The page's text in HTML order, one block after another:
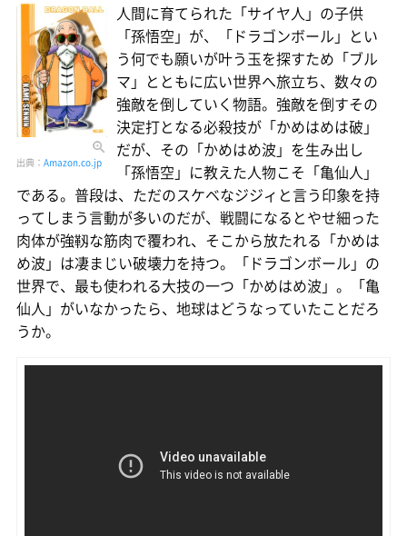
出典： Amazon.co.jp
人間に育てられた「サイヤ人」の子供
「孫悟空」が、「ドラゴンボール」とい
う何でも願いが叶う玉を探すため「ブル
マ」とともに広い世界へ旅立ち、数々の
強敵を倒していく物語。強敵を倒すその
決定打となる必殺技が「かめはめは破」
だが、その「かめはめ波」を生み出し
「孫悟空」に教えた人物こそ「亀仙人」
である。普段は、ただのスケベなジジィと言う印象を持
ってしまう言動が多いのだが、戦闘になるとやせ細った
肉体が強靱な筋肉で覆われ、そこから放たれる「かめは
め波」は凄まじい破壊力を持つ。「ドラゴンボール」の
世界で、最も使われる大技の一つ「かめはめ波」。「亀
仙人」がいなかったら、地球はどうなっていたことだろ
うか。